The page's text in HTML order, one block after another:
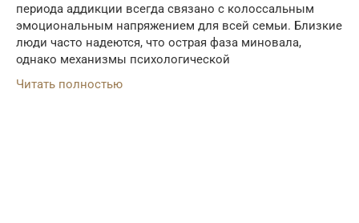
периода аддикции всегда связано с колоссальным
эмоциональным напряжением для всей семьи. Близкие
люди часто надеются, что острая фаза миновала,
однако механизмы психологической
Читать полностью